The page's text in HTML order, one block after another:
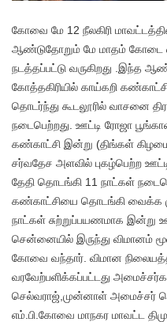
கோவை மே 12 நீலகிரி
ஆண்டுதோறும் மே மாதம் கோடை
நடத்தப்பட்டு வருகிறது .இந்த
கோத்தகிரியில் காய்கறி
தொடர்ந்து கூடலூரில் வாசனை
நடைபெற்றது. ஊட்டி ரோஜா
கண்காட்சி இன்று (திங்கள்
சர்வதேச அளவில் புகழ்பெற்ற
தேதி தொடங்கி 11 நாட்கள்
கண்காட்சியை தொடங்கி வைக்க
நாட்கள் சுற்றுப்பயணமாக இன்று
சென்னையில் இருந்து விமானம்
கோவை வந்தார். விமான
வரவேற்பளிக்கப்பட்டது
செல்வராஜ்,முன்னாள் அமைச்சர்
எம்.பி.கோவை மாநகர மாவட்ட